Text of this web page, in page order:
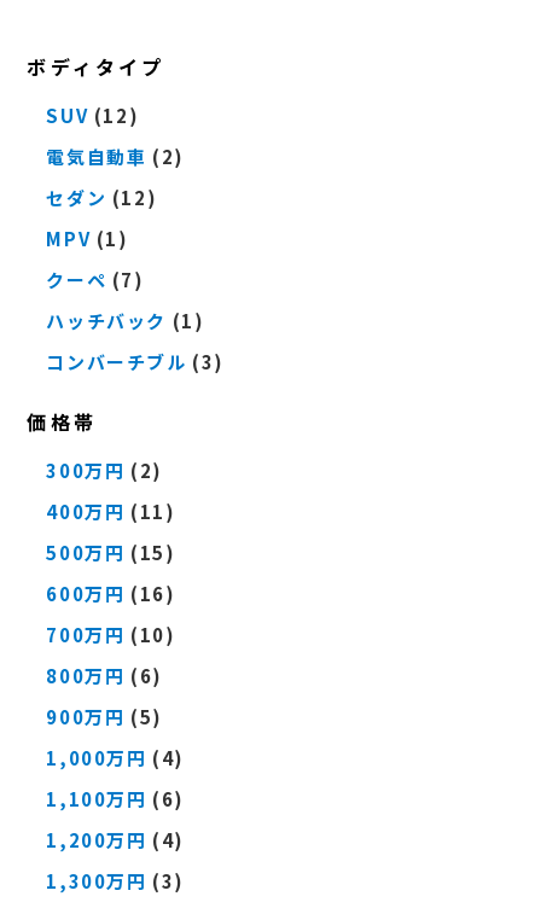
ボディタイプ
SUV (12)
電気自動車 (2)
セダン (12)
MPV (1)
クーペ (7)
ハッチバック (1)
コンバーチブル (3)
価格帯
300万円 (2)
400万円 (11)
500万円 (15)
600万円 (16)
700万円 (10)
800万円 (6)
900万円 (5)
1,000万円 (4)
1,100万円 (6)
1,200万円 (4)
1,300万円 (3)